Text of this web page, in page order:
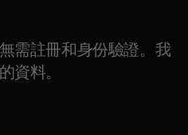
需註冊和身份驗證。我
資料。